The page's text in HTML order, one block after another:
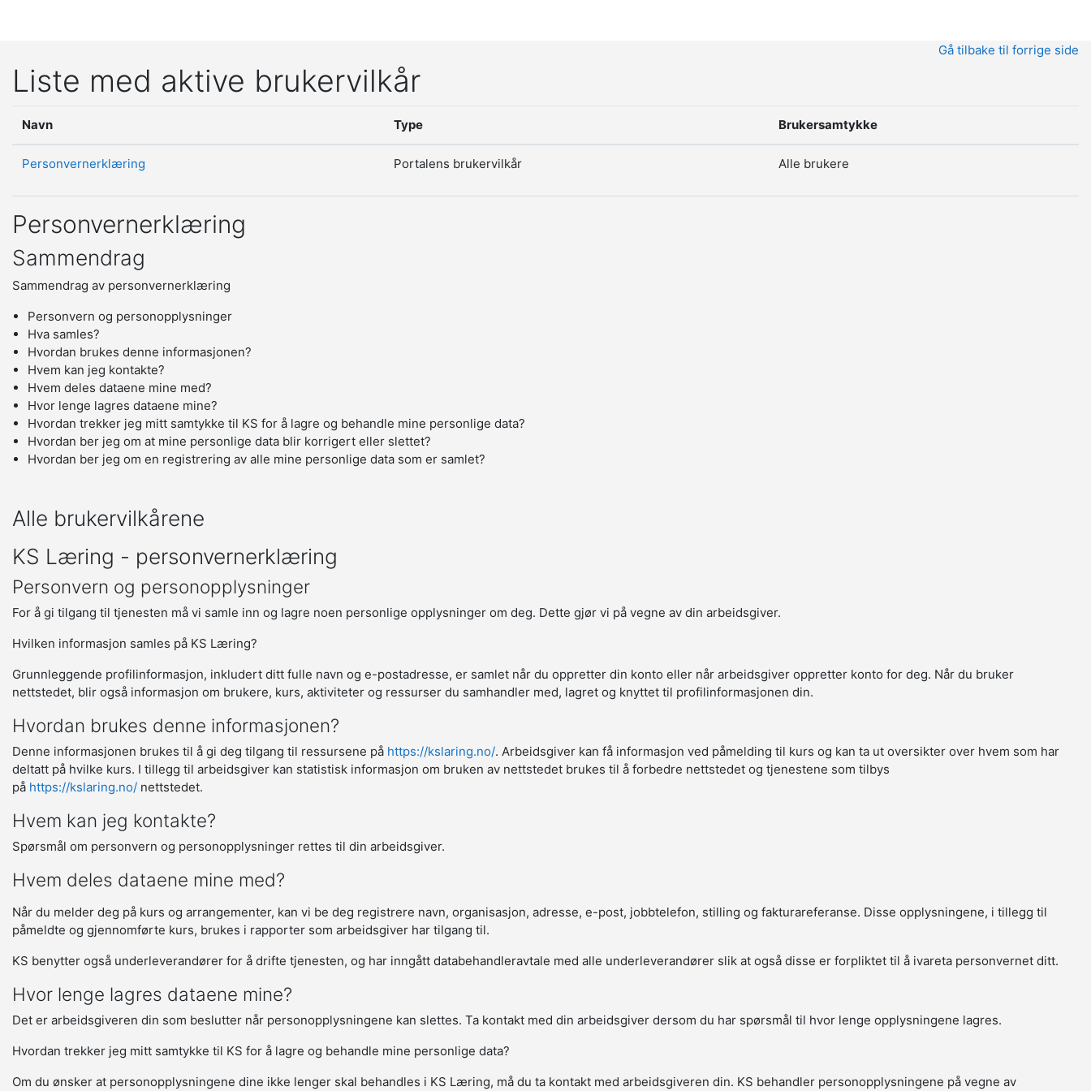
Gå tilbake til forrige side
Liste med aktive brukervilkår
Navn Type Brukersamtykke
Personvernerklæring Portalens brukervilkår Alle brukere
Personvernerklæring
Sammendrag
Sammendrag av personvernerklæring
Personvern og personopplysninger
Hva samles?
Hvordan brukes denne informasjonen?
Hvem kan jeg kontakte?
Hvem deles dataene mine med?
Hvor lenge lagres dataene mine?
Hvordan trekker jeg mitt samtykke til KS for å lagre og behandle mine personlige data?
Hvordan ber jeg om at mine personlige data blir korrigert eller slettet?
Hvordan ber jeg om en registrering av alle mine personlige data som er samlet?
Alle brukervilkårene
KS Læring - personvernerklæring
Personvern og personopplysninger
For å gi tilgang til tjenesten må vi samle inn og lagre noen personlige opplysninger om deg. Dette gjør vi på vegne av din arbeidsgiver.
Hvilken informasjon samles på KS Læring?
Grunnleggende profilinformasjon, inkludert ditt fulle navn og e-postadresse, er samlet når du oppretter din konto eller når arbeidsgiver oppretter konto for deg. Når du bruker
nettstedet, blir også informasjon om brukere, kurs, aktiviteter og ressurser du samhandler med, lagret og knyttet til profilinformasjonen din.
Hvordan brukes denne informasjonen?
Denne informasjonen brukes til å gi deg tilgang til ressursene på https://kslaring.no/. Arbeidsgiver kan få informasjon ved påmelding til kurs og kan ta ut oversikter over hvem som har
deltatt på hvilke kurs. I tillegg til arbeidsgiver kan statistisk informasjon om bruken av nettstedet brukes til å forbedre nettstedet og tjenestene som tilbys
på https://kslaring.no/ nettstedet.
Hvem kan jeg kontakte?
Spørsmål om personvern og personopplysninger rettes til din arbeidsgiver.
Hvem deles dataene mine med?
Når du melder deg på kurs og arrangementer, kan vi be deg registrere navn, organisasjon, adresse, e-post, jobbtelefon, stilling og fakturareferanse. Disse opplysningene, i tillegg til
påmeldte og gjennomførte kurs, brukes i rapporter som arbeidsgiver har tilgang til.
KS benytter også underleverandører for å drifte tjenesten, og har inngått databehandleravtale med alle underleverandører slik at også disse er forpliktet til å ivareta personvernet ditt.
Hvor lenge lagres dataene mine?
Det er arbeidsgiveren din som beslutter når personopplysningene kan slettes. Ta kontakt med din arbeidsgiver dersom du har spørsmål til hvor lenge opplysningene lagres.
Hvordan trekker jeg mitt samtykke til KS for å lagre og behandle mine personlige data?
Om du ønsker at personopplysningene dine ikke lenger skal behandles i KS Læring, må du ta kontakt med arbeidsgiveren din. KS behandler personopplysningene på vegne av